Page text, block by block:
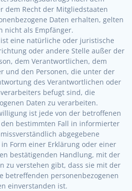
dem Recht der Mitgliedstaaten
Daten erhalten, gelten
nicht als Empfänger.
eine natürliche oder juristische
oder andere Stelle außer der
dem Verantwortlichen, dem
und den Personen, die unter der
des Verantwortlichen oder
befugt sind, die
Daten zu verarbeiten.
ist jede von der betroffenen
bestimmten Fall in informierter
abgegebene
Form einer Erklärung oder einer
bestätigenden Handlung, mit der
zu verstehen gibt, dass sie mit der
betreffenden personenbezogenen
einverstanden ist.